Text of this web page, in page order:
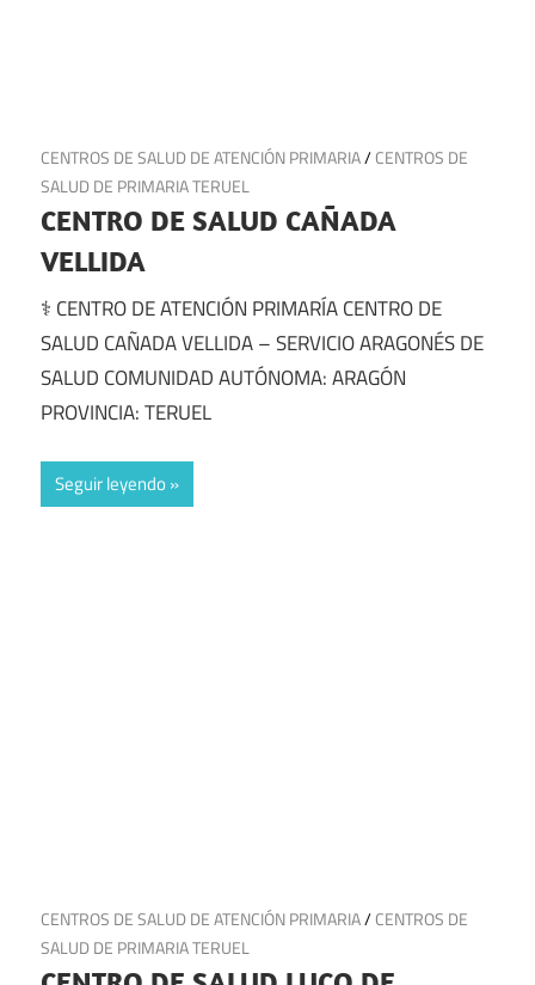
9 de julio de 2025
CENTROS DE SALUD DE ATENCIÓN PRIMARIA/CENTROS DE
SALUD DE PRIMARIA TERUEL
CENTRO DE SALUD CAÑADA
VELLIDA
⚕️ CENTRO DE ATENCIÓN PRIMARÍA CENTRO DE
SALUD CAÑADA VELLIDA – SERVICIO ARAGONÉS DE
SALUD COMUNIDAD AUTÓNOMA: ARAGÓN
PROVINCIA: TERUEL
Seguir leyendo
8 de julio de 2025
CENTROS DE SALUD DE ATENCIÓN PRIMARIA/CENTROS DE
SALUD DE PRIMARIA TERUEL